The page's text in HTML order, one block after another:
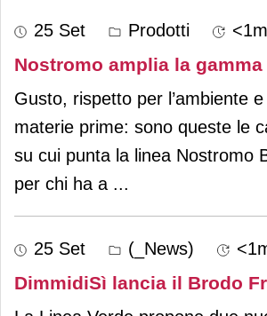
25 Set Prodotti
Nostromo amplia la gamma
Gusto, rispetto per l’ambiente
materie prime: sono queste le
su cui punta la linea Nostromo
per chi ha a ...
25 Set (_News)
DimmidiSì lancia il Brodo